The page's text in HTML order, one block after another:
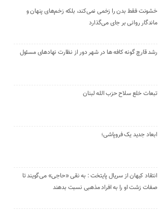
خشونت فقط بدن را زخمی نمی‌کند، بلکه زخم‌های پنهان و
ماندگار روانی بر جای می‌گذارد
رشد قارچ گونه کافه ها در شهر دور از نظارت نهادهای مسئول
تبعات خلع سلاح حزب الله لبنان
ابعاد جدید یک فروپاشی؛
انتقاد کیهان از سریال پایتخت : به نقی «حاجی» می‌گویند تا
صفات زشت او را به افراد مذهبی نسبت بدهند